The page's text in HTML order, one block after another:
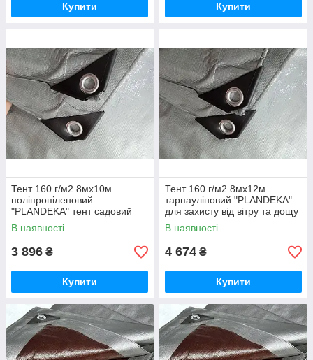
Купити Купити
Тент 160 г/м2 8мх10м
поліпропіленовий
"PLANDEKA" тент садовий
В наявності
3 896 ₴
Купити
Тент 160 г/м2 8мх12м
тарпауліновий "PLANDEKA"
для захисту від вітру та дощу
В наявності
4 674 ₴
Купити